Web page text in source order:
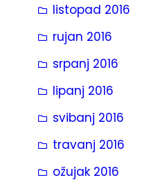
listopad 2016
rujan 2016
srpanj 2016
lipanj 2016
svibanj 2016
travanj 2016
ožujak 2016